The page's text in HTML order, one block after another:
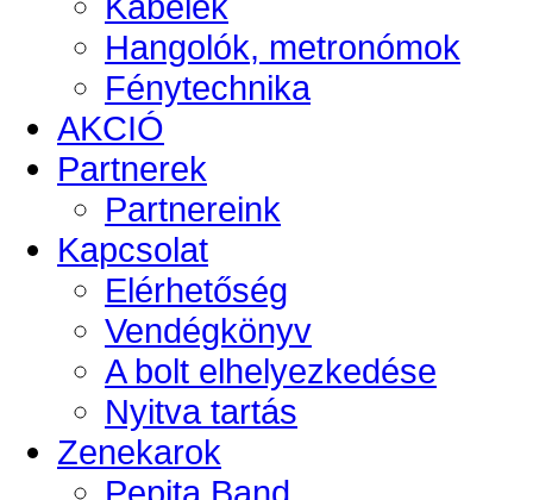
Hangolók, metronómok
Fénytechnika
AKCIÓ
Partnerek
Partnereink
Kapcsolat
Elérhetőség
Vendégkönyv
A bolt elhelyezkedése
Nyitva tartás
Zenekarok